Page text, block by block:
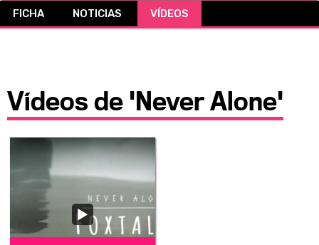
FICHA NOTICIAS VÍDEOS
Vídeos de 'Never Alone'